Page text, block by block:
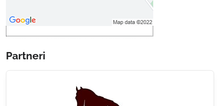
Partneri